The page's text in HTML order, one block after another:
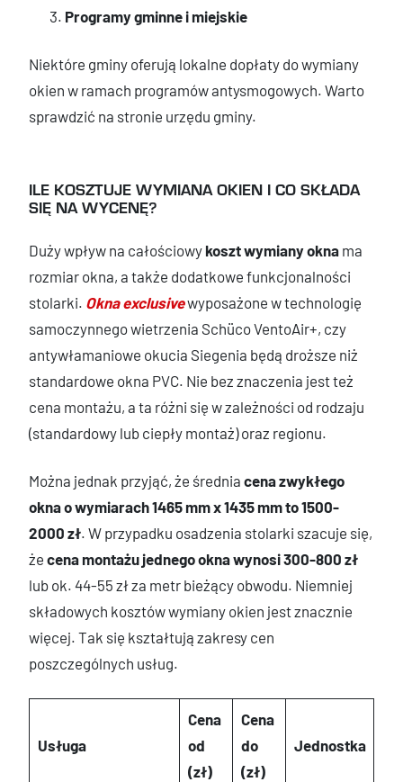
Programy gminne i miejskie
Niektóre gminy oferują lokalne dopłaty do wymiany
okien w ramach programów antysmogowych. Warto
sprawdzić na stronie urzędu gminy.
ILE KOSZTUJE WYMIANA OKIEN I CO SKŁADA
SIĘ NA WYCENĘ?
Duży wpływ na całościowykoszt wymiany okna ma
rozmiar okna, a także dodatkowe funkcjonalności
stolarki. Okna exclusivewyposażone w technologię
samoczynnego wietrzenia Schüco VentoAir+, czy
antywłamaniowe okucia Siegenia będą droższe niż
standardowe okna PVC. Nie bez znaczenia jest też
cena montażu, a ta różni się w zależności od rodzaju
(standardowy lub ciepły montaż) oraz regionu.
Można jednak przyjąć, że średnia cena zwykłego
okna o wymiarach 1465 mm x 1435 mm to 1500-
2000 zł. W przypadku osadzenia stolarki szacuje się,
że cena montażu jednego okna wynosi 300-800 zł
lub ok. 44-55 zł za metr bieżący obwodu. Niemniej
składowych kosztów wymiany okien jest znacznie
więcej. Tak się kształtują zakresy cen
poszczególnych usług.
Usługa
Cena
od
(zł)
Cena
do
(zł)
Jednostka